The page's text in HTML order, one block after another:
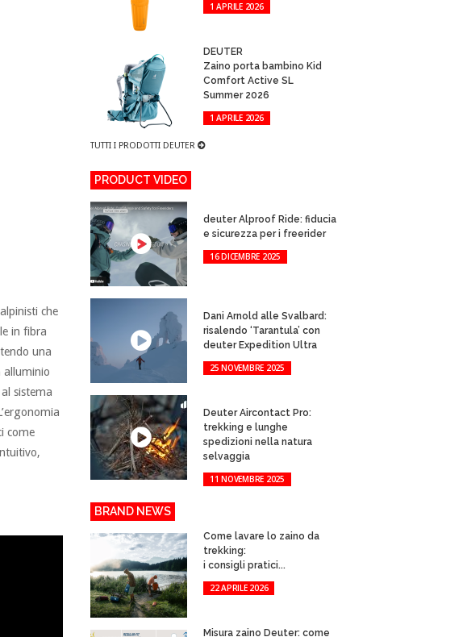
che
in fibra
una
alluminio
sistema
come
1 APRILE 2026
DEUTER
Zaino porta bambino Kid
Comfort Active SL
Summer 2026
1 APRILE 2026
TUTTI I PRODOTTI DEUTER
PRODUCT VIDEO
deuter Alproof Ride: fiducia
e sicurezza per i freerider
16 DICEMBRE 2025
Dani Arnold alle Svalbard:
risalendo ‘Tarantula’ con
deuter Expedition Ultra
25 NOVEMBRE 2025
Deuter Aircontact Pro:
trekking e lunghe
spedizioni nella natura
selvaggia
11 NOVEMBRE 2025
BRAND NEWS
Come lavare lo zaino da
trekking:
i consigli pratici...
22 APRILE 2026
Misura zaino Deuter: come